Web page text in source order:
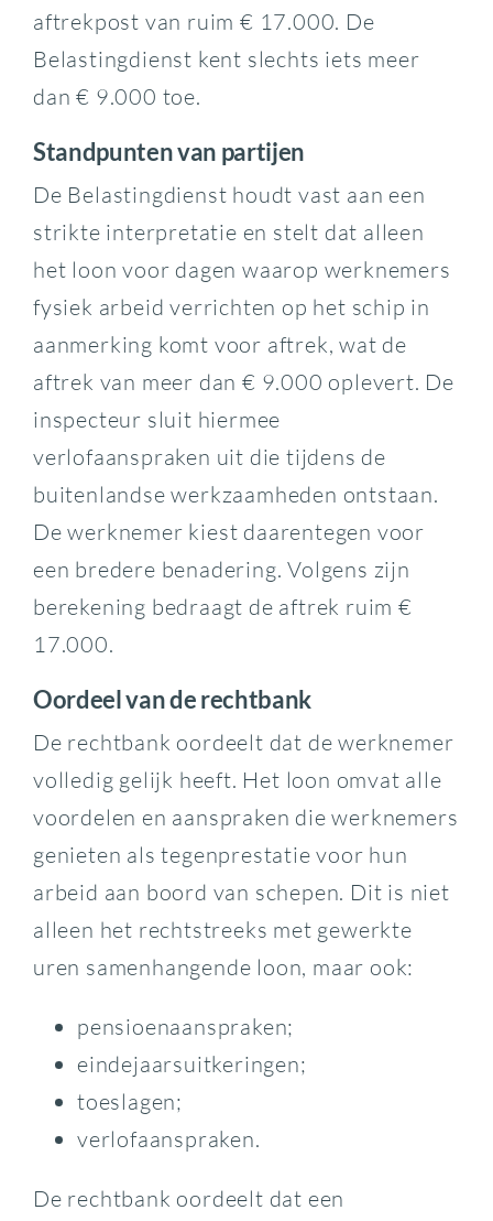
aftrekpost van ruim € 17.000. De
Belastingdienst kent slechts iets meer
dan € 9.000 toe.
Standpunten van partijen
De Belastingdienst houdt vast aan een
strikte interpretatie en stelt dat alleen
het loon voor dagen waarop werknemers
fysiek arbeid verrichten op het schip in
aanmerking komt voor aftrek, wat de
aftrek van meer dan € 9.000 oplevert. De
inspecteur sluit hiermee
verlofaanspraken uit die tijdens de
buitenlandse werkzaamheden ontstaan.
De werknemer kiest daarentegen voor
een bredere benadering. Volgens zijn
berekening bedraagt de aftrek ruim €
17.000.
Oordeel van de rechtbank
De rechtbank oordeelt dat de werknemer
volledig gelijk heeft. Het loon omvat alle
voordelen en aanspraken die werknemers
genieten als tegenprestatie voor hun
arbeid aan boord van schepen. Dit is niet
alleen het rechtstreeks met gewerkte
uren samenhangende loon, maar ook:
pensioenaanspraken;
eindejaarsuitkeringen;
toeslagen;
verlofaanspraken.
De rechtbank oordeelt dat een